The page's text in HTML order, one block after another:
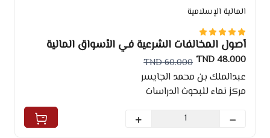
المالية الإسلامية
أصول المخالفات الشرعية في الأسواق المالية
48.000 TND
60.000 TND
عبدالملك بن محمد الجايسر
مركز نماء للبحوث الدراسات